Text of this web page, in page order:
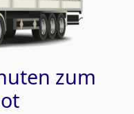
zum